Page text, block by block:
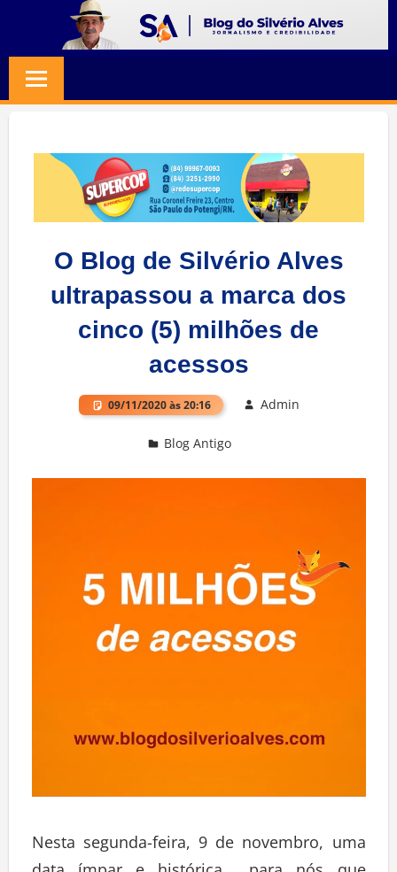
content
SILVERIO
ALVES
Jornalismo
Credibilidade
O Blog de Silvério Alves
ultrapassou a marca dos
cinco (5) milhões de
acessos
09/11/2020 às 20:16 Admin
Blog Antigo
Nesta segunda-feira, 9 de novembro, uma